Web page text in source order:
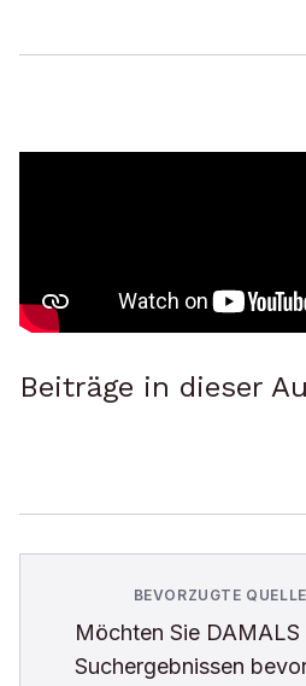
Beiträge in dieser
BEVORZUGTE
Möchten Sie DAMALS
Suchergebnissen